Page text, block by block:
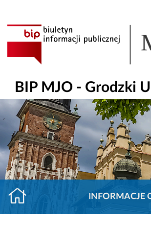
BIP MJO - Grodzki
INFORMACJE